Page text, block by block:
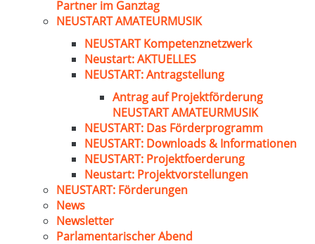
Partner im Ganztag
NEUSTART AMATEURMUSIK
NEUSTART Kompetenznetzwerk
Neustart: AKTUELLES
NEUSTART: Antragstellung
Antrag auf Projektförderung
NEUSTART AMATEURMUSIK
NEUSTART: Das Förderprogramm
NEUSTART: Downloads & Informationen
NEUSTART: Projektfoerderung
Neustart: Projektvorstellungen
NEUSTART: Förderungen
News
Newsletter
Parlamentarischer Abend